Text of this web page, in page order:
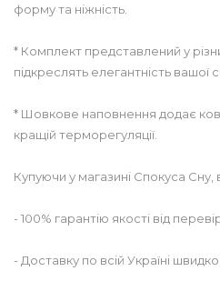
форму та ніжність.
* Комплект представлений у
підкреслять елегантність вашої
* Шовкове наповнення додає
кращій терморегуляції.
Купуючи у магазині Спокуса Сну,
- 100% гарантію якості від
- Доставку по всій Україні